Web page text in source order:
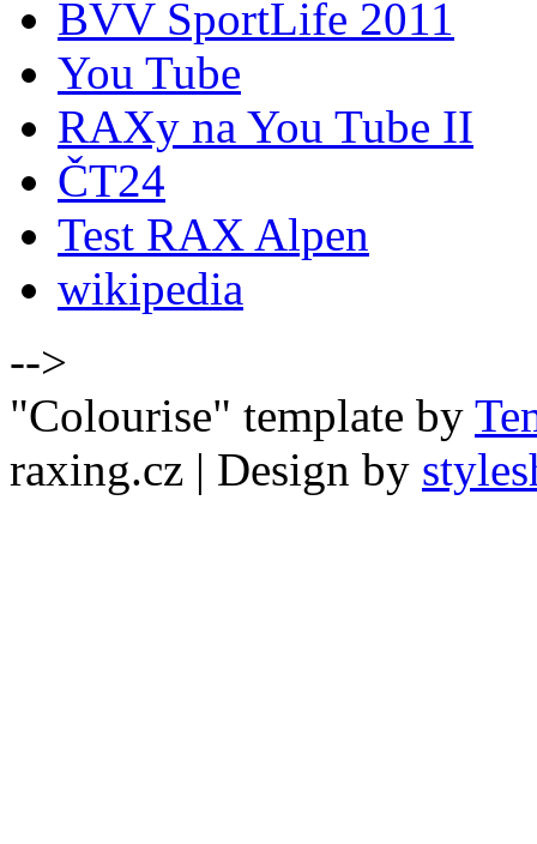
BVV SportLife 2011
You Tube
RAXy na You Tube II
ČT24
Test RAX Alpen
wikipedia
-->
"Colourise" template by
raxing.cz | Design by